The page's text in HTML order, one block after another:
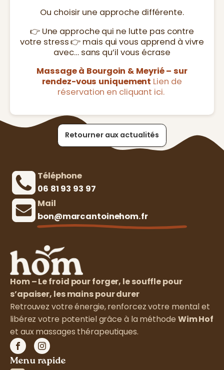
Ou choisir une approche différente.
👉 Une approche qui ne lutte pas contre
votre stress 👉 mais qui vous apprend à vivre
avec… sans qu’il vous écrase
Massage à Bourgoin & Meyrié – sur
rendez-vous uniquement Lien de
réservation en cliquant ici.
Retourner aux actualités
Téléphone
06 81 93 93 97‬
Mail
bon@marcantoinehom.fr
Hom – Le froid pour forger, le souffle pour
s’apaiser, les mains pour durer
Retrouvez votre énergie, renforcez votre mental et
libérez votre potentiel grâce à la méthode Wim Hof
et aux massages thérapeutiques.
Menu rapide